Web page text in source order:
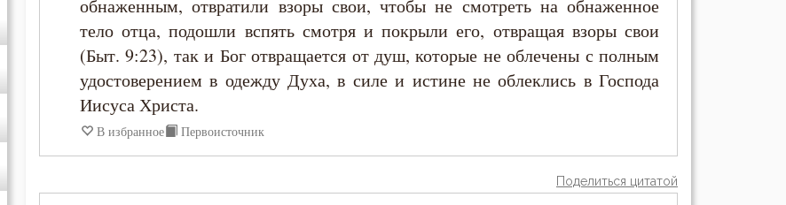
Иосиф Оптинский (Литовкин)
Исаак Сирин Ниневийский
обнаженным, отвратили взоры свои, чтобы не смотреть на обнаженное
тело отца, подошли вспять смотря и покрыли его, отвращая взоры свои
(Быт. 9:23), так и Бог отвращается от душ, которые не облечены с полным
удостоверением в одежду Духа, в силе и истине не облеклись в Господа
Иисуса Христа.
В избранное Первоисточник
Поделиться цитатой